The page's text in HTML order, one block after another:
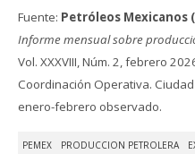
Fuente: Petróleos Mexicanos
Informe mensual sobre
Vol. XXXVIII, Núm. 2, febrero
Coordinación Operativa.
enero-febrero observado.
PEMEX PRODUCCION PETROLERA